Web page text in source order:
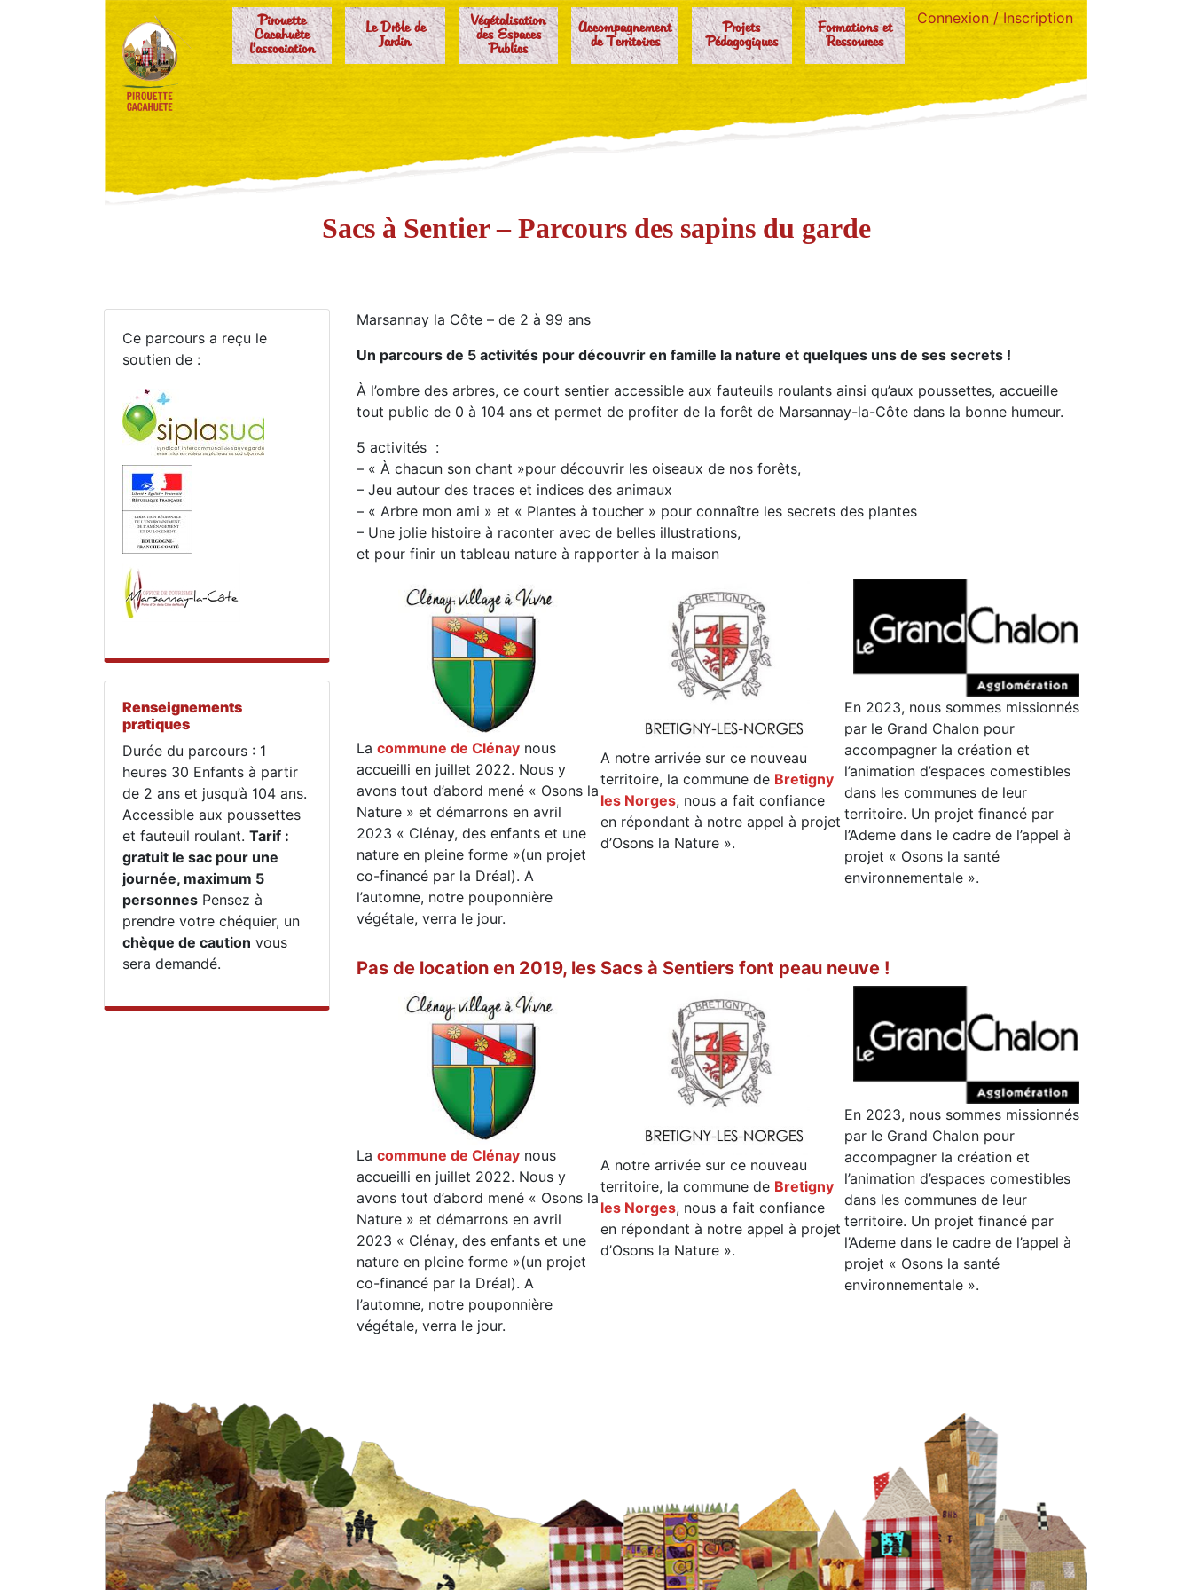
Pirouette
Cacahuète
l'association
Le Drôle de
Jardin
Végétalisation
des Espaces
Publics
Accompagnement
de Territoires
Projets
Pédagogiques
Formations et
Ressources
Connexion / Inscription
Sacs à Sentier – Parcours des sapins du garde
Ce parcours a reçu le
soutien de :
Renseignements
pratiques
Durée du parcours : 1
heures 30 Enfants à partir
de 2 ans et jusqu’à 104 ans.
Accessible aux poussettes
et fauteuil roulant. Tarif :
gratuit le sac pour une
journée, maximum 5
personnes Pensez à
prendre votre chéquier, un
chèque de caution vous
sera demandé.
Marsannay la Côte – de 2 à 99 ans
Un parcours de 5 activités pour découvrir en famille la nature et quelques uns de ses secrets !
À l’ombre des arbres, ce court sentier accessible aux fauteuils roulants ainsi qu’aux poussettes, accueille
tout public de 0 à 104 ans et permet de profiter de la forêt de Marsannay-la-Côte dans la bonne humeur.
5 activités :
– « À chacun son chant »pour découvrir les oiseaux de nos forêts,
– Jeu autour des traces et indices des animaux
– « Arbre mon ami » et « Plantes à toucher » pour connaître les secrets des plantes
– Une jolie histoire à raconter avec de belles illustrations,
et pour finir un tableau nature à rapporter à la maison
La commune de Clénay nous
accueilli en juillet 2022. Nous y
avons tout d’abord mené « Osons la
Nature » et démarrons en avril
2023 « Clénay, des enfants et une
nature en pleine forme »(un projet
co-financé par la Dréal). A
l’automne, notre pouponnière
végétale, verra le jour.
A notre arrivée sur ce nouveau
territoire, la commune de Bretigny
les Norges, nous a fait confiance
en répondant à notre appel à projet
d’Osons la Nature ».
En 2023, nous sommes missionnés
par le Grand Chalon pour
accompagner la création et
l’animation d’espaces comestibles
dans les communes de leur
territoire. Un projet financé par
l’Ademe dans le cadre de l’appel à
projet « Osons la santé
environnementale ».
Pas de location en 2019, les Sacs à Sentiers font peau neuve !
La commune de Clénay nous
accueilli en juillet 2022. Nous y
avons tout d’abord mené « Osons la
Nature » et démarrons en avril
2023 « Clénay, des enfants et une
nature en pleine forme »(un projet
co-financé par la Dréal). A
l’automne, notre pouponnière
végétale, verra le jour.
A notre arrivée sur ce nouveau
territoire, la commune de Bretigny
les Norges, nous a fait confiance
en répondant à notre appel à projet
d’Osons la Nature ».
En 2023, nous sommes missionnés
par le Grand Chalon pour
accompagner la création et
l’animation d’espaces comestibles
dans les communes de leur
territoire. Un projet financé par
l’Ademe dans le cadre de l’appel à
projet « Osons la santé
environnementale ».